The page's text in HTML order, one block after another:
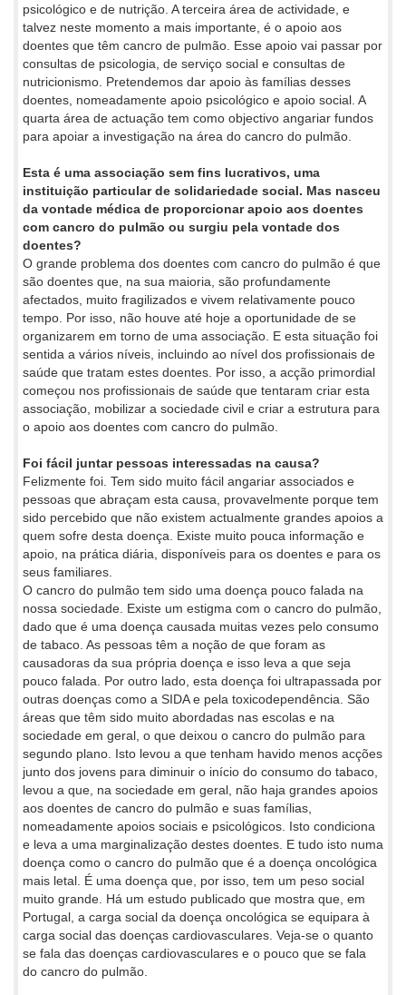
psicológico e de nutrição. A terceira área de actividade, e
talvez neste momento a mais importante, é o apoio aos
doentes que têm cancro de pulmão. Esse apoio vai passar por
consultas de psicologia, de serviço social e consultas de
nutricionismo. Pretendemos dar apoio às famílias desses
doentes, nomeadamente apoio psicológico e apoio social. A
quarta área de actuação tem como objectivo angariar fundos
para apoiar a investigação na área do cancro do pulmão.
Esta é uma associação sem fins lucrativos, uma
instituição particular de solidariedade social. Mas nasceu
da vontade médica de proporcionar apoio aos doentes
com cancro do pulmão ou surgiu pela vontade dos
doentes?
O grande problema dos doentes com cancro do pulmão é que
são doentes que, na sua maioria, são profundamente
afectados, muito fragilizados e vivem relativamente pouco
tempo. Por isso, não houve até hoje a oportunidade de se
organizarem em torno de uma associação. E esta situação foi
sentida a vários níveis, incluindo ao nível dos profissionais de
saúde que tratam estes doentes. Por isso, a acção primordial
começou nos profissionais de saúde que tentaram criar esta
associação, mobilizar a sociedade civil e criar a estrutura para
o apoio aos doentes com cancro do pulmão.
Foi fácil juntar pessoas interessadas na causa?
Felizmente foi. Tem sido muito fácil angariar associados e
pessoas que abraçam esta causa, provavelmente porque tem
sido percebido que não existem actualmente grandes apoios a
quem sofre desta doença. Existe muito pouca informação e
apoio, na prática diária, disponíveis para os doentes e para os
seus familiares.
O cancro do pulmão tem sido uma doença pouco falada na
nossa sociedade. Existe um estigma com o cancro do pulmão,
dado que é uma doença causada muitas vezes pelo consumo
de tabaco. As pessoas têm a noção de que foram as
causadoras da sua própria doença e isso leva a que seja
pouco falada. Por outro lado, esta doença foi ultrapassada por
outras doenças como a SIDA e pela toxicodependência. São
áreas que têm sido muito abordadas nas escolas e na
sociedade em geral, o que deixou o cancro do pulmão para
segundo plano. Isto levou a que tenham havido menos acções
junto dos jovens para diminuir o início do consumo do tabaco,
levou a que, na sociedade em geral, não haja grandes apoios
aos doentes de cancro do pulmão e suas famílias,
nomeadamente apoios sociais e psicológicos. Isto condiciona
e leva a uma marginalização destes doentes. E tudo isto numa
doença como o cancro do pulmão que é a doença oncológica
mais letal. É uma doença que, por isso, tem um peso social
muito grande. Há um estudo publicado que mostra que, em
Portugal, a carga social da doença oncológica se equipara à
carga social das doenças cardiovasculares. Veja-se o quanto
se fala das doenças cardiovasculares e o pouco que se fala
do cancro do pulmão.